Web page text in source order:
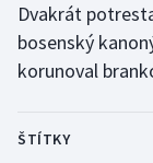
Parasport
Plavání
Plážový volejbal
Dvakrát
bosenský
korunoval
ŠTÍTKY